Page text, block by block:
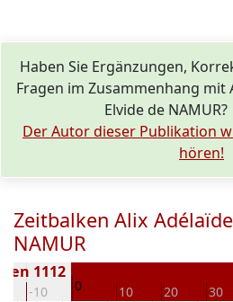
Haben Sie Ergänzungen,
Fragen im Zusammenhang mit
Elvide de NAMUR?
Der Autor dieser Publikation
hören!
Zeitbalken Alix
NAMUR
-10 0 10 20 30
1112